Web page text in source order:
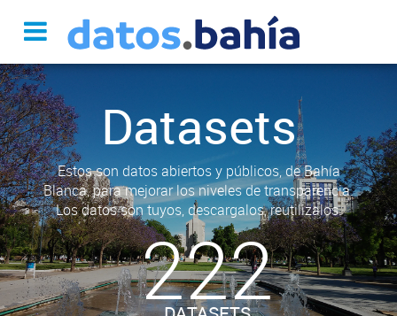
Datasets
Estos son datos abiertos y públicos, de Bahía
Blanca, para mejorar los niveles de transparencia.
Los datos son tuyos, descargalos, reutilizalos.
222